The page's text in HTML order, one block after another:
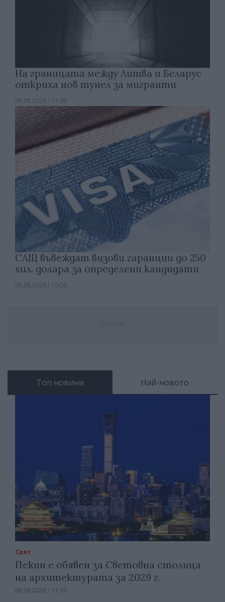
На границата между Литва и Беларус
откриха нов тунел за мигранти
06.08.2026 / 11:00
САЩ въвеждат визови гаранции до 250
хил. долара за определени кандидати
06.08.2026 / 10:00
Топ новини Най-новото
Свят
Пекин е обявен за Световна столица
на архитектурата за 2029 г.
06.08.2026 / 17:30